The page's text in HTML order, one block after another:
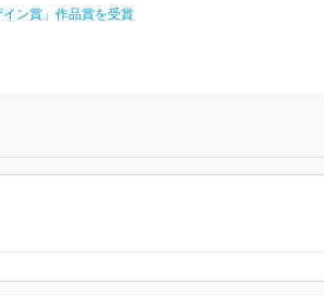
ン賞」作品賞を受賞